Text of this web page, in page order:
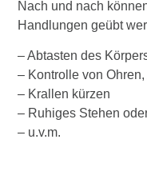
Nach und nach
Handlungen geübt
– Abtasten des
– Kontrolle von
– Krallen kürzen
– Ruhiges Stehen
– u.v.m.